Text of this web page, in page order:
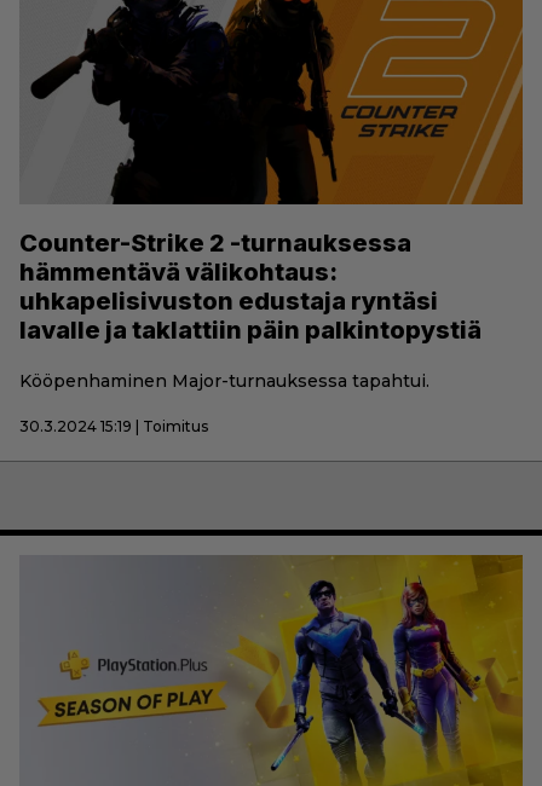
Counter-Strike 2 -turnauksessa
hämmentävä välikohtaus:
uhkapelisivuston edustaja ryntäsi
lavalle ja taklattiin päin palkintopystiä
Kööpenhaminen Major-turnauksessa tapahtui.
30.3.2024 15:19 | Toimitus